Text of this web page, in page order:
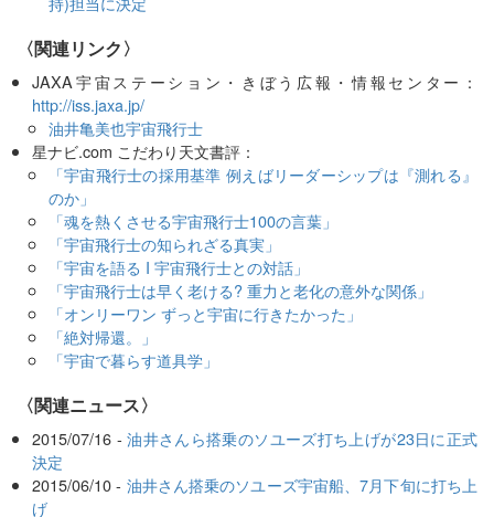
〈関連リンク〉
JAXA宇宙ステーション・きぼう広報・情報センター：
http://iss.jaxa.jp/
油井亀美也宇宙飛行士
星ナビ.com こだわり天文書評：
「宇宙飛行士の採用基準 例えばリーダーシップは『測れる』
のか」
「魂を熱くさせる宇宙飛行士100の言葉」
「宇宙飛行士の知られざる真実」
「宇宙を語る I 宇宙飛行士との対話」
「宇宙飛行士は早く老ける? 重力と老化の意外な関係」
「オンリーワン ずっと宇宙に行きたかった」
「絶対帰還。」
「宇宙で暮らす道具学」
〈関連ニュース〉
2015/07/16 -油井さんら搭乗のソユーズ打ち上げが23日に正式
決定
2015/06/10 - 油井さん搭乗のソユーズ宇宙船、7月下旬に打ち上
げ